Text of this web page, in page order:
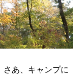
さあ、キャンプに